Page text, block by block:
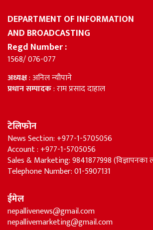
DEPARTMENT OF INFORMATION
AND BROADCASTING
Regd Number :
1568/ 076-077
अध्यक्ष: अनिल न्यौपाने
प्रधान सम्पादक: राम प्रसाद दाहाल
टेलिफोन
News Section: +977-1-5705056
Account : +977-1-5705056
Sales & Marketing: 9841877998 (विज्ञापनका
Telephone Number: 01-5907131
ईमेल
nepallivenews@gmail.com
nepallivemarketing@gmail.com